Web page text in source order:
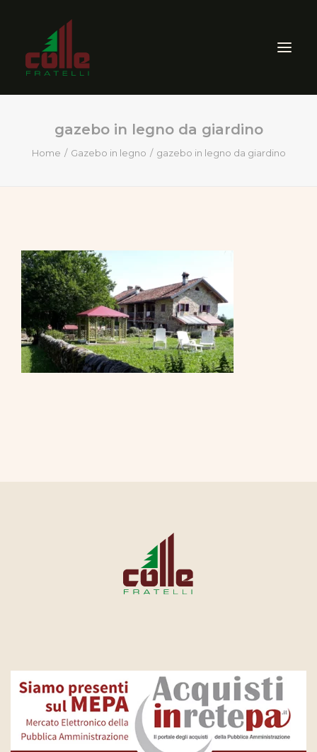
AZIENDA
CERTIFICAZIONI
CONTATTI
gazebo in legno da giardino
Home Gazebo in legno gazebo in legno da giardino